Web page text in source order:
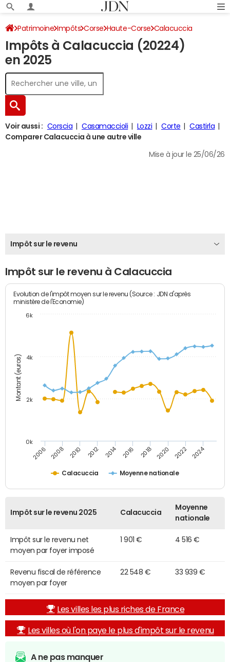
Patrimoine Impôts Corse Haute-Corse Calacuccia
Impôt sur le revenu
Impôts à Calacuccia (20224)
en 2025
Voir aussi : Corscia Casamaccioli Lozzi Corte
Castirla
Comparer Calacuccia à une autre ville
Mise à jour le 25/06/26
Impôt sur le revenu
Impôt sur le revenu à Calacuccia
Montant (euros)
Evolution de l'impôt moyen sur le revenu (Source : JDN d'après
ministère de l'Economie)
Calacuccia Moyenne nationale
2006 2008 2010 2012 2014 2016 2018 2020 2022 2024
0k
2k
4k
6k
Impôt sur le revenu 2025 Calacuccia
Moyenne
nationale
Impôt sur le revenu net
moyen par foyer imposé
1 901 € 4 516 €
Revenu fiscal de référence
moyen par foyer
22 548 € 33 939 €
Les villes les plus riches de France
Les villes où l'on paye le plus d'impôt sur le revenu
A ne pas manquer